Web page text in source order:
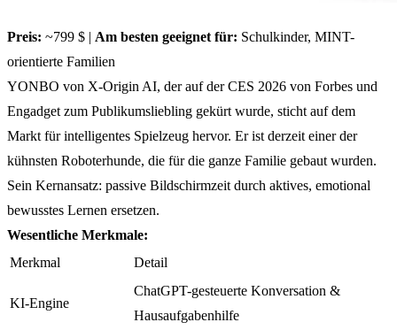
Preis: ~799 $ | Am besten geeignet für: Schulkinder, MINT-
orientierte Familien
YONBO von X-Origin AI, der auf der CES 2026 von Forbes und
Engadget zum Publikumsliebling gekürt wurde, sticht auf dem
Markt für intelligentes Spielzeug hervor. Er ist derzeit einer der
kühnsten Roboterhunde, die für die ganze Familie gebaut wurden.
Sein Kernansatz: passive Bildschirmzeit durch aktives, emotional
bewusstes Lernen ersetzen.
Wesentliche Merkmale:
Merkmal
Detail
KI-Engine
ChatGPT-gesteuerte Konversation &
Hausaufgabenhilfe